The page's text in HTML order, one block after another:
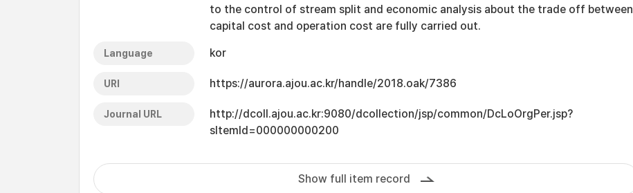
to the control of stream split and economic analysis about the trade off between
capital cost and operation cost are fully carried out.
Language kor
URI https://aurora.ajou.ac.kr/handle/2018.oak/7386
Journal URL
http://dcoll.ajou.ac.kr:9080/dcollection/jsp/common/DcLoOrgPer.jsp?
sItemId=000000000200
Show full item record